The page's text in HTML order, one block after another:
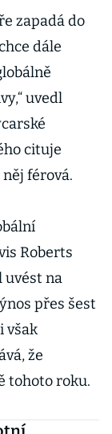
zapadá do
dále
uvedl
cituje
něj férová.
Roberts
uvést na
přes šest
však
že
tohoto roku.